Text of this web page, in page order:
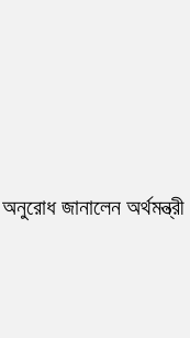
জানালেন অর্থমন্ত্রী